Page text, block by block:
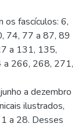
fascículos: 6,
74, 77 a 87, 89
a 131, 135,
266, 268, 271,
a dezembro
ilustrados,
a 28. Desses